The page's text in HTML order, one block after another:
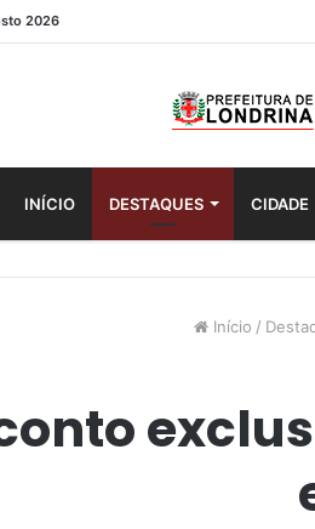
2026
INÍCIO DESTAQUES CIDADE
Início /